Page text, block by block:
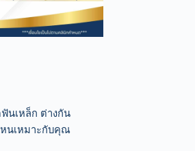
นเหล็ก ต่างกัน
หนเหมาะกับคุณ